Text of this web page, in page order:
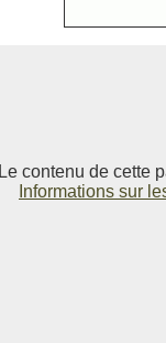
Le contenu de cette
Informations sur